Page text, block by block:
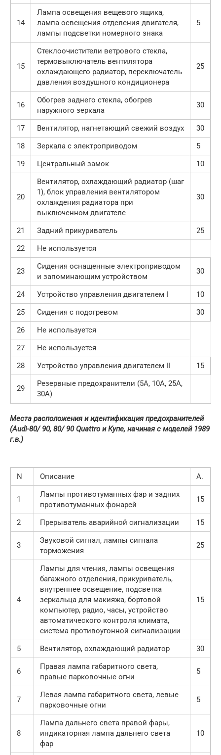
14
Лампа освещения вещевого ящика,
лампа освещения отделения двигателя,
лампы подсветки номерного знака
5
15
Стеклоочистители ветрового стекла,
термовыключатель вентилятора
охлаждающего радиатор, переключатель
давления воздушного кондиционера
25
16
Обогрев заднего стекла, обогрев
наружного зеркала
30
17 Вентилятор, нагнетающий свежий воздух
30
18
Зеркала с электроприводом
5
19
Центральный замок 10
20
Вентилятор, охлаждающий радиатор (шаг
1), блок управления вентилятором
охлаждения радиатора при
выключенном двигателе
30
21 Задний прикуриватель
25
22
Не используется
23
Сидения оснащенные электроприводом
и запоминающим устройством
30
24 Устройство управления двигателем I
10
25
Сидения с подогревом
30
26
Не используется
27
Не используется
28
Устройство управления двигателем II 15
29
Резервные предохранители (5А, 10А, 25А,
30А)
Места расположения и идентификация предохранителей
(Audi-80/ 90, 80/ 90 Quattro и Купе, начиная с моделей 1989
г.в.)
N Описание А.
1
Лампы противотуманных фар и задних
противотуманных фонарей
15
2 Прерыватель аварийной сигнализации 15
3
Звуковой сигнал, лампы сигнала
торможения
25
4
Лампы для чтения, лампы освещения
багажного отделения, прикуриватель,
внутреннее освещение, подсветка
зеркальца для макияжа, бортовой
компьютер, радио, часы, устройство
автоматического контроля климата,
система противоугонной сигнализации
15
5 Вентилятор, охлаждающий радиатор 30
6
Правая лампа габаритного света,
правые парковочные огни
5
7
Левая лампа габаритного света, левые
парковочные огни
5
8
Лампа дальнего света правой фары,
индикаторная лампа дальнего света
фар
10